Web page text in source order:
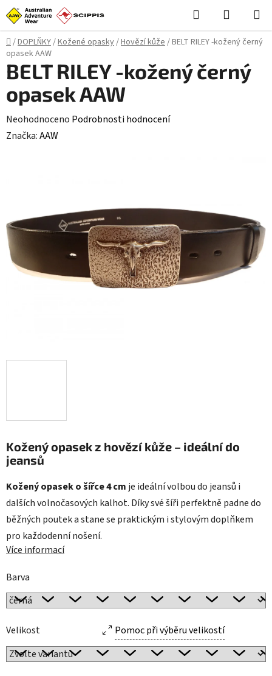
Přejít
na
obsah
Hledat
KOŠÍK
Domů
/DOPLŇKY/Kožené opasky/Hovězí kůže/BELT RILEY -kožený černý
opasek AAW
Kožený opasek z hovězí kůže – ideální do
jeansů
Kožený opasek o šířce 4 cm je ideální volbou do jeansů i
dalších volnočasových kalhot. Díky své šíři perfektně padne do
běžných poutek a stane se praktickým i stylovým doplňkem
pro každodenní nošení.
Více informací
Barva
Velikost Pomoc při výběru velikostí
BELT RILEY -kožený černý
opasek AAW
Průměrné
hodnocení
hvězdiček.
Neohodnoceno Podrobnosti hodnocení
Značka:AAW